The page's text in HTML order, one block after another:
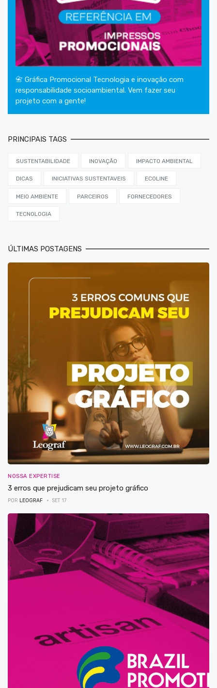
📇 Gráfica Promocional Tecnologia e inovação com
responsabilidade socioambiental. Vem fazer seu
projeto com a gente!
PRINCIPAIS TAGS
SUSTENTABILIDADE INOVAÇÃO IMPACTO AMBIENTAL
DICAS INICIATIVAS SUSTENTAVEIS ECOLINE
MEIO AMBIENTE PARCEIROS FORNECEDORES
TECNOLOGIA
ÚLTIMAS POSTAGENS
NOSSA EXPERTISE
3 erros que prejudicam seu projeto gráfico
POR LEOGRAF SET 17